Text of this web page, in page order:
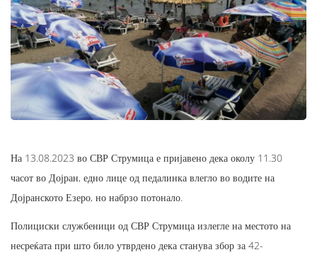
На 13.08.2023 во СВР Струмица е пријавено дека околу 11.30
часот во Дојран, едно лице од педалинка влегло во водите на
Дојранското Езеро, но набрзо потонало.
Полициски службеници од СВР Струмица излегле на местото на
несреќата при што било утврдено дека станува збор за 42-